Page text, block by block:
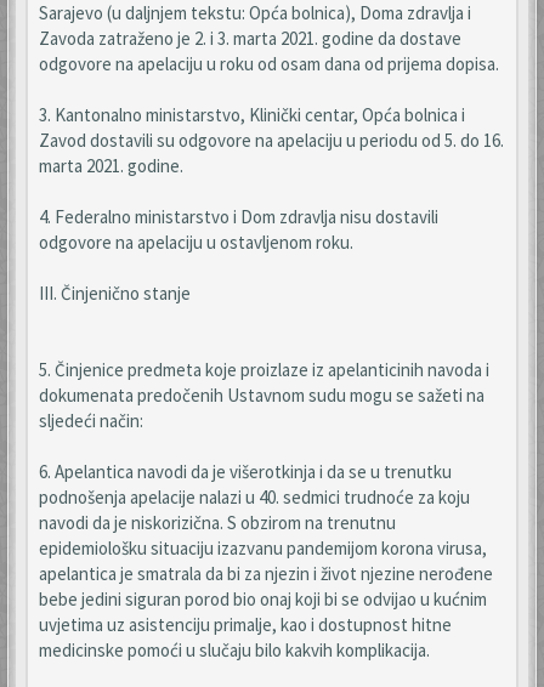
Sarajevo (u daljnjem tekstu: Opća bolnica), Doma zdravlja i
Zavoda zatraženo je 2. i 3. marta 2021. godine da dostave
odgovore na apelaciju u roku od osam dana od prijema dopisa.
3. Kantonalno ministarstvo, Klinički centar, Opća bolnica i
Zavod dostavili su odgovore na apelaciju u periodu od 5. do 16.
marta 2021. godine.
4. Federalno ministarstvo i Dom zdravlja nisu dostavili
odgovore na apelaciju u ostavljenom roku.
III. Činjenično stanje
5. Činjenice predmeta koje proizlaze iz apelanticinih navoda i
dokumenata predočenih Ustavnom sudu mogu se sažeti na
sljedeći način:
6. Apelantica navodi da je višerotkinja i da se u trenutku
podnošenja apelacije nalazi u 40. sedmici trudnoće za koju
navodi da je niskorizična. S obzirom na trenutnu
epidemiološku situaciju izazvanu pandemijom korona virusa,
apelantica je smatrala da bi za njezin i život njezine nerođene
bebe jedini siguran porod bio onaj koji bi se odvijao u kućnim
uvjetima uz asistenciju primalje, kao i dostupnost hitne
medicinske pomoći u slučaju bilo kakvih komplikacija.